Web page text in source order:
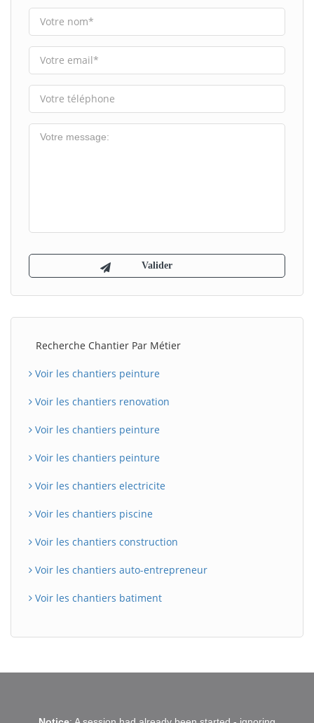
Recherche Chantier Par Métier
Voir les chantiers peinture
Voir les chantiers renovation
Voir les chantiers peinture
Voir les chantiers peinture
Voir les chantiers electricite
Voir les chantiers piscine
Voir les chantiers construction
Voir les chantiers auto-entrepreneur
Voir les chantiers batiment